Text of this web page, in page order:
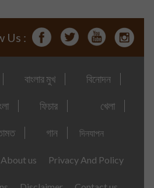
Us :
বাংলার মুখ বিনোদন
ফিচার খেলা
গান দিনযাপন
About us Privacy And Policy